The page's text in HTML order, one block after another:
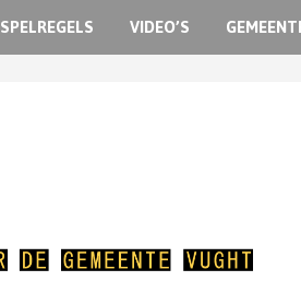
SPELREGELS VIDEO’S